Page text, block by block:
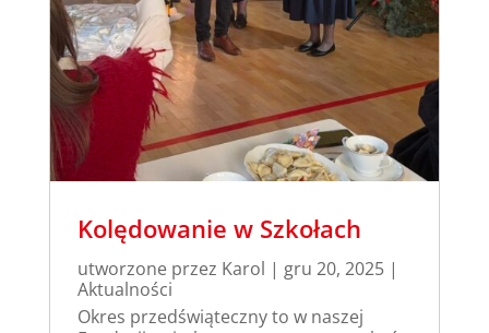
Kolędowanie w Szkołach
utworzone przez Karol | gru 20, 2025|
Aktualności
Okres przedświąteczny to w naszej